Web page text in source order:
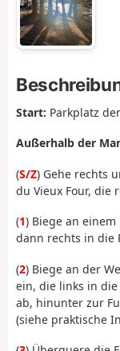
Start: Parkplatz
Außerhalb der
(S/Z) Gehe rechts
du Vieux Four, die
(1) Biege an
dann rechts in die
(2) Biege an der
ein, die links in die
ab, hinunter zur
(siehe praktische